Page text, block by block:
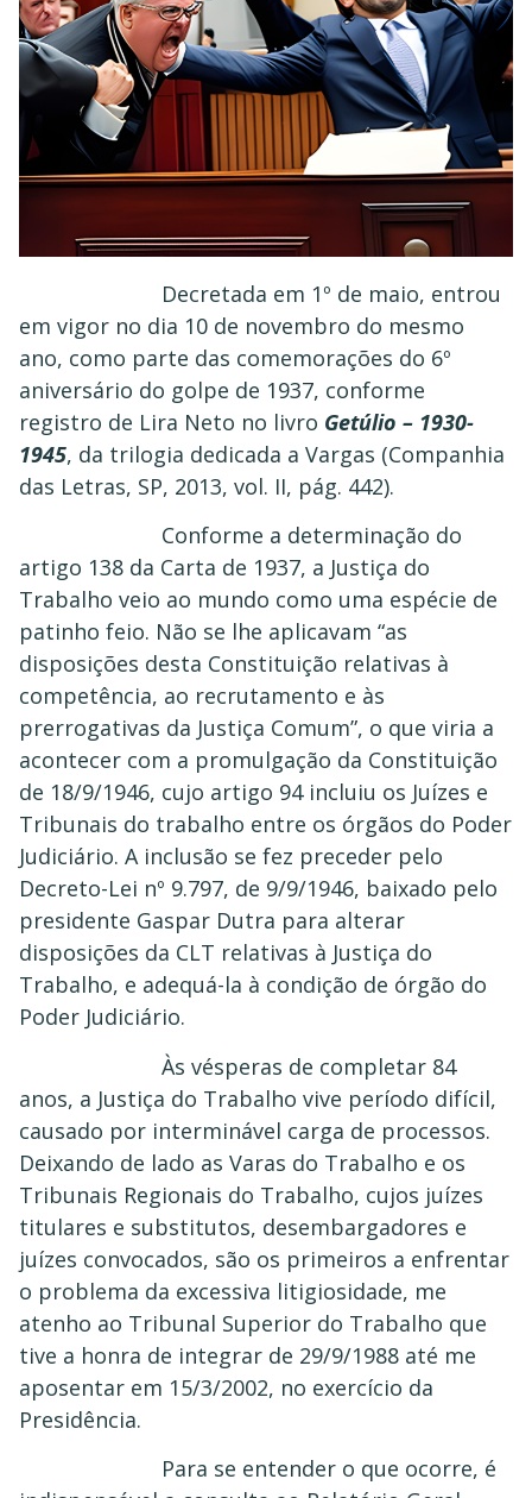
Decretada em 1º de maio, entrou
em vigor no dia 10 de novembro do mesmo
ano, como parte das comemorações do 6º
aniversário do golpe de 1937, conforme
registro de Lira Neto no livro Getúlio – 1930-
1945, da trilogia dedicada a Vargas (Companhia
das Letras, SP, 2013, vol. II, pág. 442).
Conforme a determinação do
artigo 138 da Carta de 1937, a Justiça do
Trabalho veio ao mundo como uma espécie de
patinho feio. Não se lhe aplicavam “as
disposições desta Constituição relativas à
competência, ao recrutamento e às
prerrogativas da Justiça Comum”, o que viria a
acontecer com a promulgação da Constituição
de 18/9/1946, cujo artigo 94 incluiu os Juízes e
Tribunais do trabalho entre os órgãos do Poder
Judiciário. A inclusão se fez preceder pelo
Decreto-Lei nº 9.797, de 9/9/1946, baixado pelo
presidente Gaspar Dutra para alterar
disposições da CLT relativas à Justiça do
Trabalho, e adequá-la à condição de órgão do
Poder Judiciário.
Às vésperas de completar 84
anos, a Justiça do Trabalho vive período difícil,
causado por interminável carga de processos.
Deixando de lado as Varas do Trabalho e os
Tribunais Regionais do Trabalho, cujos juízes
titulares e substitutos, desembargadores e
juízes convocados, são os primeiros a enfrentar
o problema da excessiva litigiosidade, me
atenho ao Tribunal Superior do Trabalho que
tive a honra de integrar de 29/9/1988 até me
aposentar em 15/3/2002, no exercício da
Presidência.
Para se entender o que ocorre, é